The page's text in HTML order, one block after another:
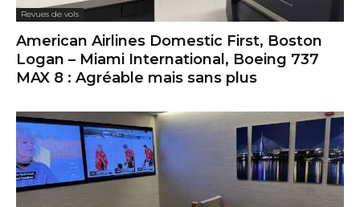
Revues de vols
American Airlines Domestic First, Boston
Logan – Miami International, Boeing 737
MAX 8 : Agréable mais sans plus